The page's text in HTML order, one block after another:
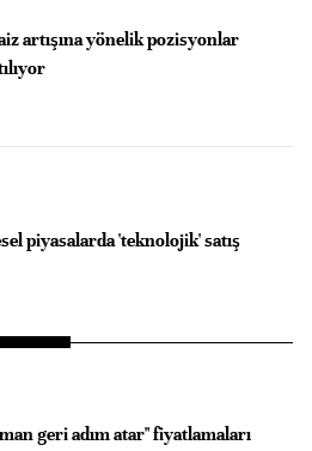
artışına yönelik pozisyonlar
piyasalarda 'teknolojik' satış
geri adım atar" fiyatlamaları